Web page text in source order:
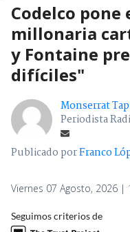
Codelco pone
millonaria
y Fontaine
difíciles"
Monserrat
Periodista
Publicado porFranco
Viernes 07 Agosto, 2026 |
Seguimos criterios de